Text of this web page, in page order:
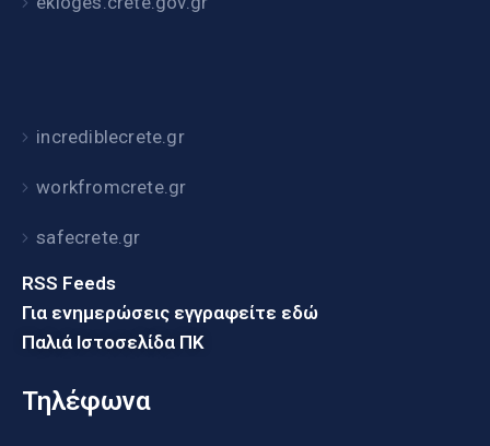
incrediblecrete.gr
workfromcrete.gr
safecrete.gr
RSS Feeds
Για ενημερώσεις εγγραφείτε εδώ
Παλιά Ιστοσελίδα ΠΚ
Τηλέφωνα